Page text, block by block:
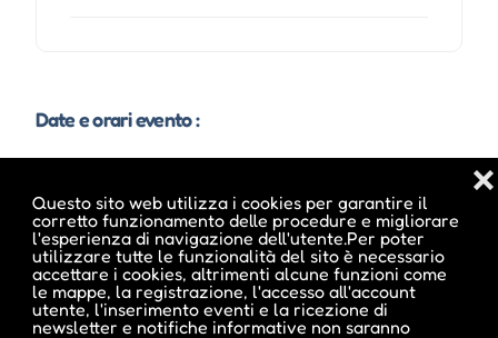
Questo sito web utilizza i cookies per garantire il
corretto funzionamento delle procedure e migliorare
l'esperienza di navigazione dell'utente.Per poter
utilizzare tutte le funzionalità del sito è necessario
accettare i cookies, altrimenti alcune funzioni come
le mappe, la registrazione, l'accesso all'account
utente, l'inserimento eventi e la ricezione di
newsletter e notifiche informative non saranno
❌
Date e orari evento :
L'evento si tiene dal 14 Ago 2013 al 15 Ago 2013
Note sugli orari :